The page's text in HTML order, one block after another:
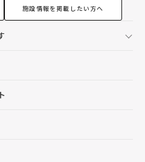
施設情報を掲載したい方へ